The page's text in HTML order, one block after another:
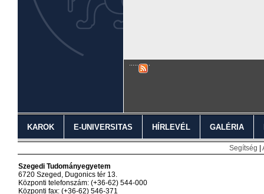
KAROK E-UNIVERSITAS HÍRLEVÉL GALÉRIA
Segítség
Szegedi Tudományegyetem
6720 Szeged, Dugonics tér 13.
Központi telefonszám: (+36-62) 544-000
Központi fax: (+36-62) 546-371